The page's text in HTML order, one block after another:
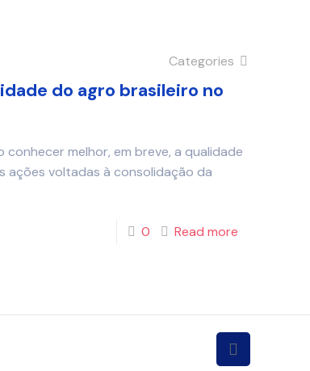
Categories
do agro brasileiro no
melhor, em breve, a qualidade
ações voltadas à consolidação da
0 Read more